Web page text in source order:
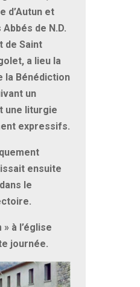
d’Autun et
de N.D.
de Saint
a lieu la
la Bénédiction
un
une liturgie
expressifs.
ensuite
le
» à l’église
journée.